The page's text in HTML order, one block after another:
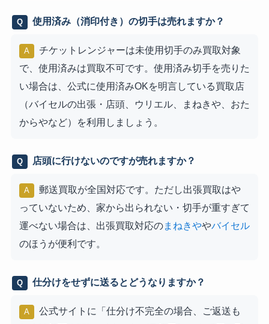
Q 使用済み（消印付き）の切手は売れますか？
A
チケットレンジャーは未使用切手のみ買取対象
で、使用済みは買取不可です。使用済み切手を売りた
い場合は、公式に使用済みOKを明言している買取店
（バイセルの出張・店頭、ウリエル、まねきや、おた
からやなど）を利用しましょう。
Q 店頭に行けないのですが売れますか？
A
郵送買取が全国対応です。ただし出張買取はや
っていないため、家から出られない・切手が重すぎて
運べない場合は、出張買取対応のまねきややバイセル
のほうが便利です。
Q 仕分けをせずに送るとどうなりますか？
A
公式サイトに「仕分け不完全の場合、ご返送も